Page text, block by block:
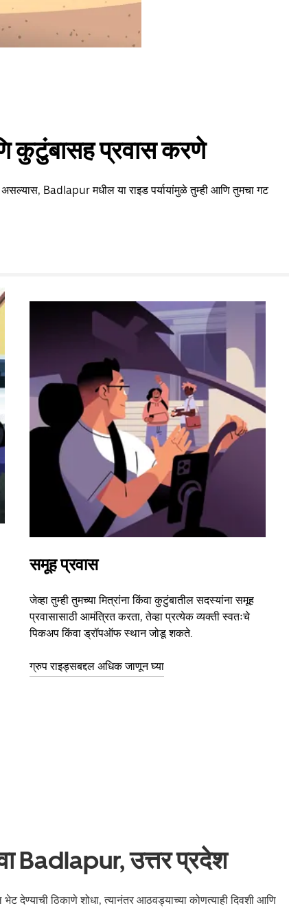
कुटुंबासह प्रवास करणे
Badlapur मधील या राइड पर्यायांमुळे तुम्ही आणि तुमचा गट
समूह प्रवास
जेव्हा तुम्ही तुमच्या मित्रांना किंवा कुटुंबातील सदस्यांना समूह
प्रवासासाठी आमंत्रित करता, तेव्हा प्रत्येक व्यक्ती स्वतःचे
पिकअप किंवा ड्रॉपऑफ स्थान जोडू शकते.
ग्रुप राइड्सबद्दल अधिक जाणून घ्या
Badlapur, उत्तर प्रदेश
ठिकाणे शोधा, त्यानंतर आठवड्याच्या कोणत्याही दिवशी आणि